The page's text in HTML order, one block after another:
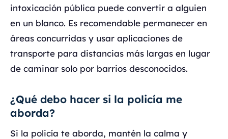
intoxicación pública puede convertir a alguien
en un blanco. Es recomendable permanecer en
áreas concurridas y usar aplicaciones de
transporte para distancias más largas en lugar
de caminar solo por barrios desconocidos.
¿Qué debo hacer si la policía me
aborda?
Si la policía te aborda, mantén la calma y